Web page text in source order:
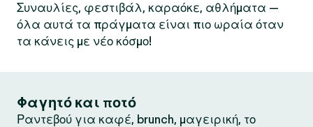
Συναυλίες, φεστιβάλ, καραόκε, αθλήματα —
όλα αυτά τα πράγματα είναι πιο ωραία όταν
τα κάνεις με νέο κόσμο!
Φαγητό και ποτό
Ραντεβού για καφέ, brunch, μαγειρική, το